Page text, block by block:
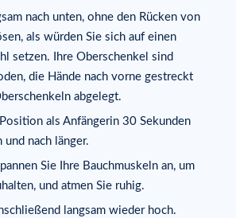
nach unten, ohne den Rücken von
als würden Sie sich auf einen
setzen. Ihre Oberschenkel sind
die Hände nach vorne gestreckt
abgelegt.
als Anfängerin 30 Sekunden
und nach länger.
Sie Ihre Bauchmuskeln an, um
und atmen Sie ruhig.
langsam wieder hoch.